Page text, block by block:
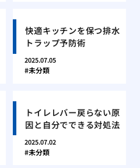
快適キッチンを保つ排水
トラップ予防術
2025.07.05
未分類
トイレレバー戻らない原
因と自分でできる対処法
2025.07.02
未分類